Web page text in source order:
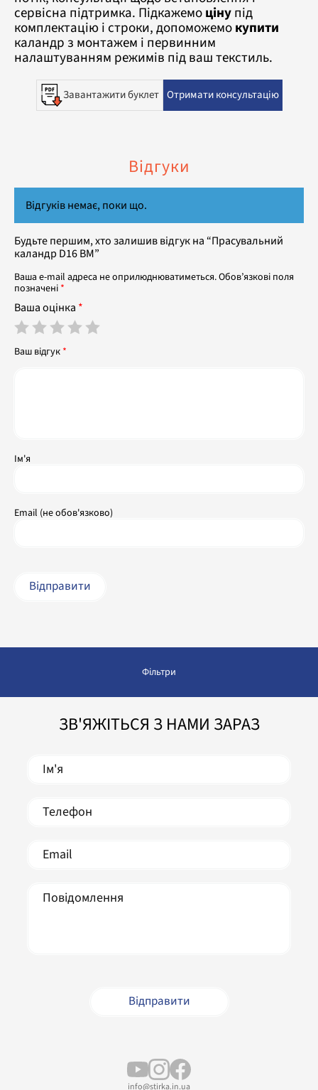
сервісна підтримка. Підкажемоцінупід
комплектацію і строки, допоможемокупити
каландр з монтажем і первинним
налаштуванням режимів під ваш текстиль.
Завантажити буклет Отримати консультацію
Відгуки
Відгуків немає, поки що.
Будьте першим, хто залишив відгук на “Прасувальний
каландр D16 BM”
Ваша e-mail адреса не оприлюднюватиметься.Обов’язкові поля
позначені *
Ваша оцінка *
Ваш відгук *
Ім'я
Email (не обов'язково)
Фільтри
ЗВ'ЯЖІТЬСЯ З НАМИ ЗАРАЗ
info@stirka.in.ua